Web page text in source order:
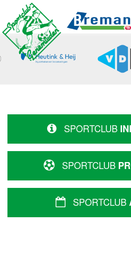
SPORTCLUB
SPORTCLUB
SPORTCLUB